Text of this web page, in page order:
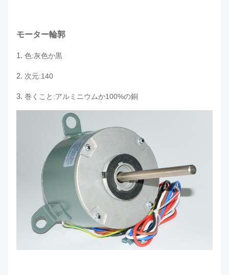
モーター輪郭
1. 色:灰色か黒
2. 次元:140
3. 巻くこと:アルミニウムか100%の銅